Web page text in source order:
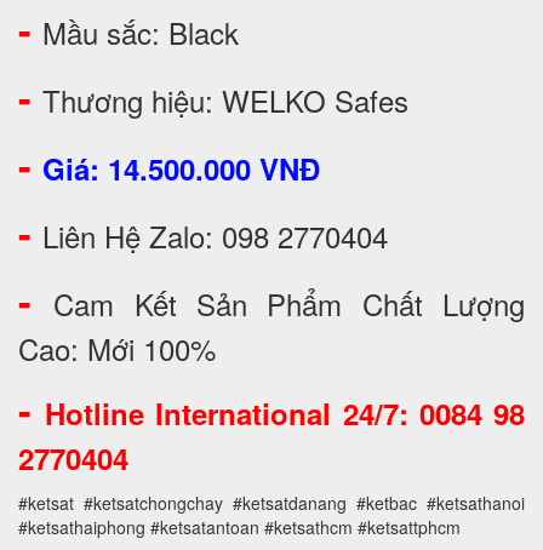
- Mầu sắc: Black
- Thương hiệu: WELKO Safes
- Giá: 14.500.000 VNĐ
- Liên Hệ Zalo: 098 2770404
- Cam Kết Sản Phẩm Chất Lượng
Cao: Mới 100%
- Hotline International 24/7: 0084 98
2770404
#ketsat #ketsatchongchay #ketsatdanang #ketbac #ketsathanoi
#ketsathaiphong #ketsatantoan #ketsathcm #ketsattphcm